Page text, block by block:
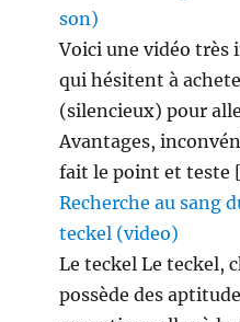
son)
Voici une vidéo très
qui hésitent à
(silencieux) pour
Avantages,
fait le point et teste
Recherche au sang
teckel (video)
Le teckel Le teckel,
possède des